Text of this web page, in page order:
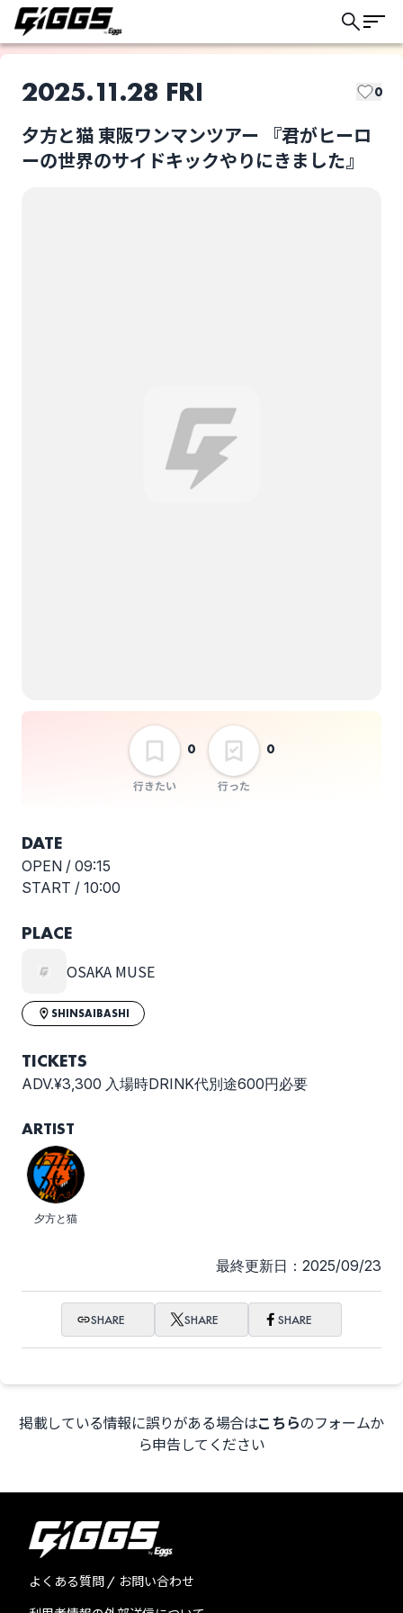
2025.11.28 FRI 0
夕方と猫 東阪ワンマンツアー 『君がヒーロ
ーの世界のサイドキックやりにきました』
行きたい
0
行った
0
DATE
OPEN / 09:15
START / 10:00
PLACE
OSAKA MUSE
SHINSAIBASHI
TICKETS
ADV.¥3,300 入場時DRINK代別途600円必要
ARTIST
夕方と猫
最終更新日：2025/09/23
SHARE SHARE SHARE
掲載している情報に誤りがある場合はこちらのフォームか
ら申告してください
このライブの取り置きは終了しました
よくある質問 / お問い合わせ